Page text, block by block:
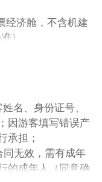
经济舱，不含机建
）
山+凤凰古城+张
免退费）
用，则更改为常
理解）保证每人一
站服务，（按人数
用车为套车形式，
。
名、身份证号、
因游客填写错误产
承担；
同无效，需有成年
的成年人（同意确